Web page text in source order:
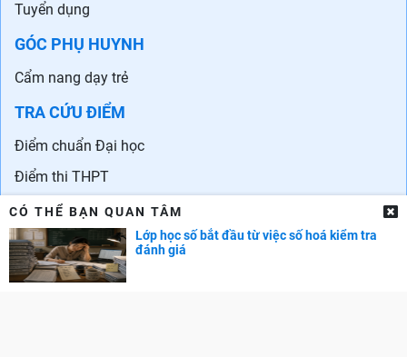
Tuyển dụng
GÓC PHỤ HUYNH
Cẩm nang dạy trẻ
TRA CỨU ĐIỂM
Điểm chuẩn Đại học
Điểm thi THPT
Điểm chuẩn lớp 10
CÓ THỂ BẠN QUAN TÂM
Lớp học số bắt đầu từ việc số hoá kiểm tra
đánh giá